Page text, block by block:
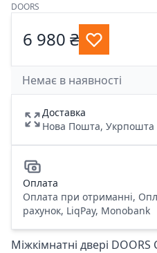
DOORS
6 980 ₴
Немає в наявності
Доставка
Нова Пошта, Укрпошта
Оплата
Оплата при отриманні,
рахунок, LiqPay, Monobank
Міжкімнатні двері